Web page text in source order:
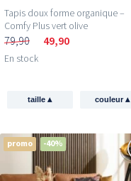
Tapis doux forme organique –
Comfy Plus vert olive
79,90 49,90
En stock
taille▴ couleur▴
promo -40%